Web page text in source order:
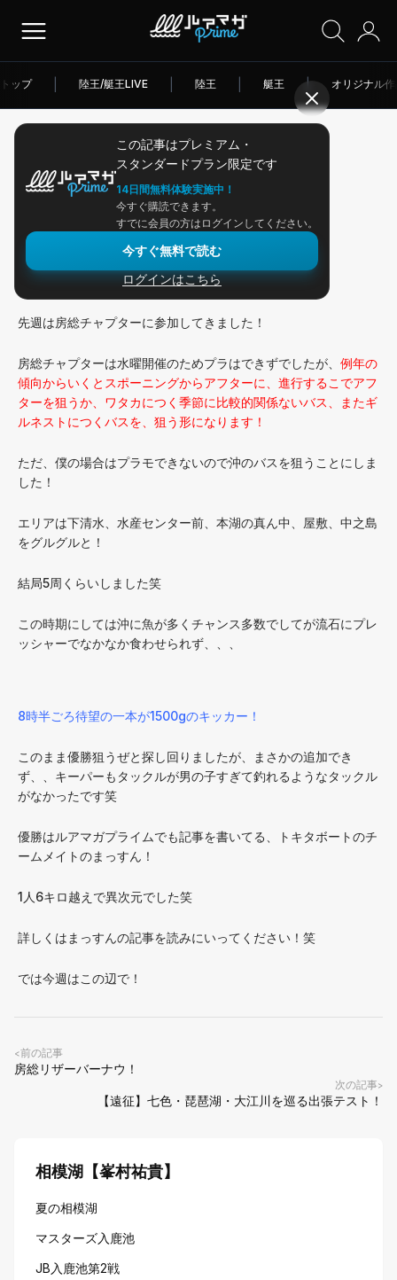
トップ 陸王/艇王LIVE 陸王 艇王 | オリジナル
この記事はプレミアム・
スタンダードプラン限定です
14日間無料体験実施中！
今すぐ購読できます。
すでに会員の方はログインしてください。
今すぐ無料で読む
ログインはこちら
アングラー連載
房総チャプター
みなさんこんにちは、ミネムラです。
先週は房総チャプターに参加してきました！
房総チャプターは水曜開催のためプラはできずでしたが、 例年の
傾向からいくとスポーニングからアフターに、進行するこでアフ
ターを狙うか、ワタカにつく季節に比較的関係ないバス、またギ
ルネストにつくバスを、狙う形になります！
ただ、僕の場合はプラモできないので沖のバスを狙うことにしま
した！
エリアは下清水、水産センター前、本湖の真ん中、屋敷、中之島
をグルグルと！
結局5周くらいしました笑
この時期にしては沖に魚が多くチャンス多数でしてが流石にプレ
ッシャーでなかなか食わせられず、、、
8時半ごろ待望の一本が1500gのキッカー！
このまま優勝狙うぜと探し回りましたが、まさかの追加でき
ず、、キーパーもタックルが男の子すぎて釣れるようなタックル
がなかったです笑
優勝はルアマガプライムでも記事を書いてる、トキタボートのチ
ームメイトのまっすん！
1人6キロ越えで異次元でした笑
詳しくはまっすんの記事を読みにいってください！笑
では今週はこの辺で！
<前の記事
房総リザーバーナウ！
次の記事>
【遠征】七色・琵琶湖・大江川を巡る出張テスト！
相模湖【峯村祐貴】
夏の相模湖
マスターズ入鹿池
JB入鹿池第2戦